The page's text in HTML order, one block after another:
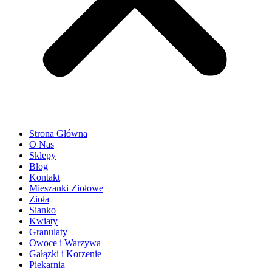
Strona Główna
O Nas
Sklepy
Blog
Kontakt
Mieszanki Ziołowe
Zioła
Sianko
Kwiaty
Granulaty
Owoce i Warzywa
Gałązki i Korzenie
Piekarnia